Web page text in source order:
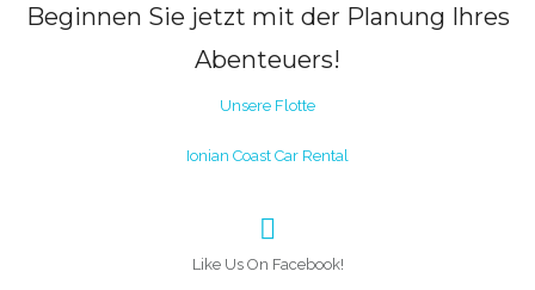
Beginnen Sie jetzt mit der Planung Ihres
Abenteuers!
Unsere Flotte
Ionian Coast Car Rental
Like Us On Facebook!